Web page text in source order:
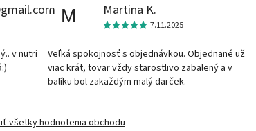
v nutri
M Martina K.
7.11.2025
Veľká spokojnosť s objednávkou. Objednané už
viac krát, tovar vždy starostlivo zabalený a v
balíku bol zakaždým malý darček.
všetky hodnotenia obchodu